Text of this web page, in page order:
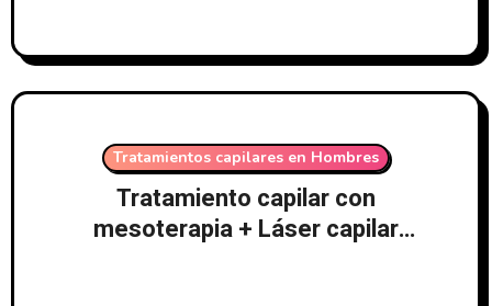
Tratamientos capilares en Hombres
Tratamiento capilar con
mesoterapia + Láser capilar